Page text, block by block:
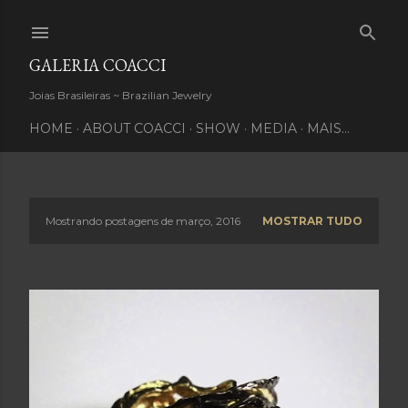
GALERIA COACCI
Joias Brasileiras ~ Brazilian Jewelry
HOME ABOUT COACCI SHOW MEDIA MAIS…
Mostrando postagens de março, 2016 MOSTRAR TUDO